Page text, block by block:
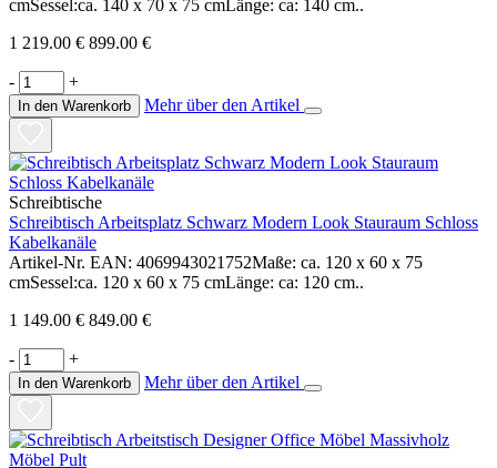
cmSessel:ca. 140 x 70 x 75 cmLänge: ca: 140 cm..
1 219.00 € 899.00 €
- +
In den Warenkorb Mehr über den Artikel
Schreibtische
Schreibtisch Arbeitsplatz Schwarz Modern Look Stauraum Schloss
Kabelkanäle
Artikel-Nr. EAN: 4069943021752Maße: ca. 120 x 60 x 75
cmSessel:ca. 120 x 60 x 75 cmLänge: ca: 120 cm..
1 149.00 € 849.00 €
- +
In den Warenkorb Mehr über den Artikel